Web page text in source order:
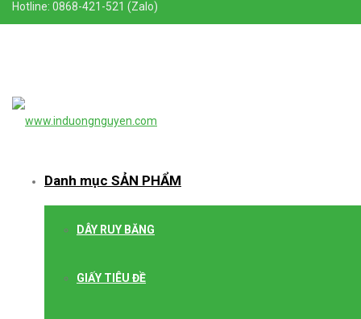
Hotline: 0868-421-521 (Zalo)
Danh mục SẢN PHẨM
DÂY RUY BĂNG
GIẤY TIÊU ĐỀ